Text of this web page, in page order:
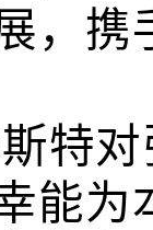
，携
特对
能